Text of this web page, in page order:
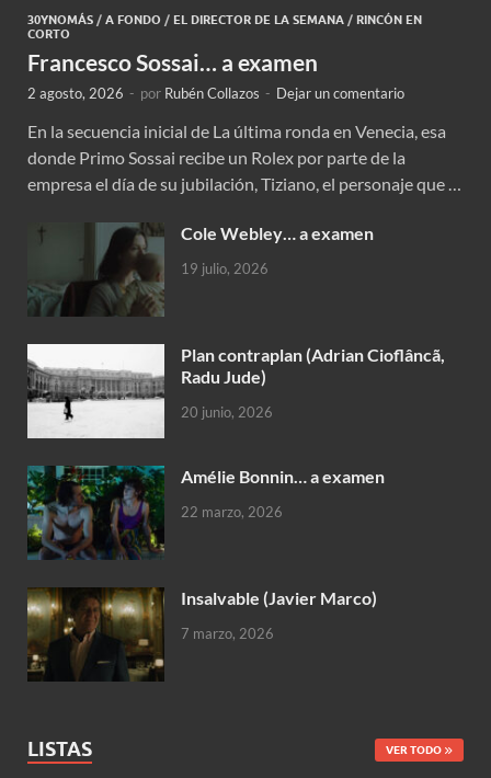
30YNOMÁS / A FONDO / EL DIRECTOR DE LA SEMANA / RINCÓN EN
CORTO
Francesco Sossai… a examen
2 agosto, 2026 - por Rubén Collazos - Dejar un comentario
En la secuencia inicial de La última ronda en Venecia, esa
donde Primo Sossai recibe un Rolex por parte de la
empresa el día de su jubilación, Tiziano, el personaje que …
Cole Webley… a examen
19 julio, 2026
Plan contraplan (Adrian Cioflâncã,
Radu Jude)
20 junio, 2026
Amélie Bonnin… a examen
22 marzo, 2026
Insalvable (Javier Marco)
7 marzo, 2026
LISTAS VER TODO